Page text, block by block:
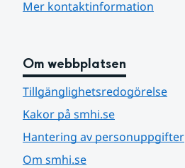
Mer kontaktinformation
Om webbplatsen
Tillgänglighetsredogörelse
Kakor på smhi.se
Hantering av personuppgifter
Om smhi.se